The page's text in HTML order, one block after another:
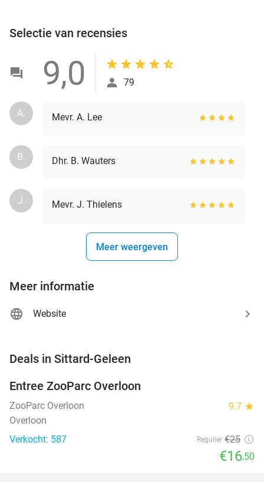
Selectie van recensies
9,0 79
A. Mevr. A. Lee
B. Dhr. B. Wauters
J. Mevr. J. Thielens
Meer weergeven
Meer informatie
Website
Deals in Sittard-Geleen
TODAY
Entree ZooParc Overloon
ZooParc Overloon 9.7 star
Overloon
Verkocht: 587
Regulier €25
€16,50